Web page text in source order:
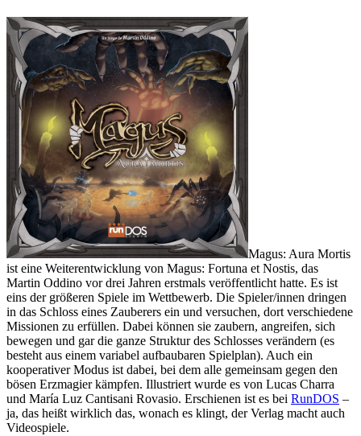
Magus: Aura Mortis
ist eine Weiterentwicklung von Magus: Fortuna et Nostis, das
Martin Oddino vor drei Jahren erstmals veröffentlicht hatte. Es ist
eins der größeren Spiele im Wettbewerb. Die Spieler/innen dringen
in das Schloss eines Zauberers ein und versuchen, dort verschiedene
Missionen zu erfüllen. Dabei können sie zaubern, angreifen, sich
bewegen und gar die ganze Struktur des Schlosses verändern (es
besteht aus einem variabel aufbaubaren Spielplan). Auch ein
kooperativer Modus ist dabei, bei dem alle gemeinsam gegen den
bösen Erzmagier kämpfen. Illustriert wurde es von Lucas Charra
und María Luz Cantisani Rovasio. Erschienen ist es bei RunDOS –
ja, das heißt wirklich das, wonach es klingt, der Verlag macht auch
Videospiele.